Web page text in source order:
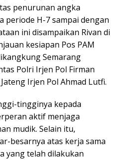
penurunan angka
periode H-7 sampai dengan
ini disampaikan Rivan di
kesiapan Pos PAM
Semarang
Polri Irjen Pol Firman
Irjen Pol Ahmad Lutfi.
tingginya kepada
aktif menjaga
mudik. Selain itu,
besarnya atas kerja sama
yang telah dilakukan